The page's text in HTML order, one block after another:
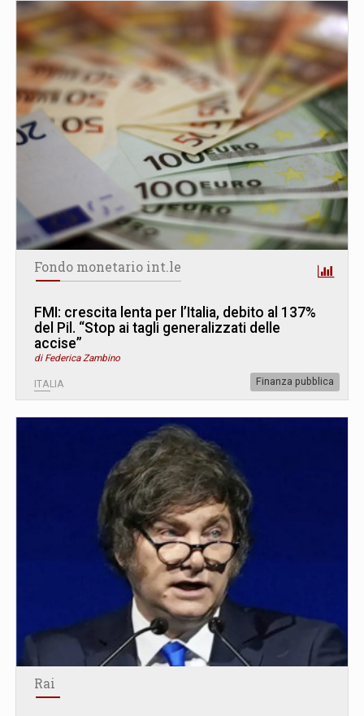
Fondo monetario int.le
FMI: crescita lenta per l’Italia, debito al 137%
del Pil. “Stop ai tagli generalizzati delle
accise”
di Federica Zambino
ITALIA Finanza pubblica
Rai